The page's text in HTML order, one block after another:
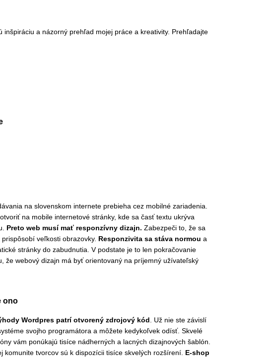
a názorný prehľad mojej práce a kreativity. Prehľadajte
na slovenskom internete prebieha cez mobilné zariadenia.
na mobile internetové stránky, kde sa časť textu ukrýva
Preto web musí mať responzívny dizajn. Zabezpeči to, že sa
veľkosti obrazovky. Responzivita sa stáva normou a
stránky do zabudnutia. V podstate je to len pokračovanie
že webový dizajn má byť orientovaný na príjemný užívateľský
ono
Wordpres patrí otvorený zdrojový kód . Už nie ste závislí
svojho programátora a môžete kedykoľvek odísť. Skvelé
vám ponúkajú tisíce nádherných a lacných dizajnových šablón.
komunite tvorcov sú k dispozícii tisíce skvelých rozšírení. E-shop